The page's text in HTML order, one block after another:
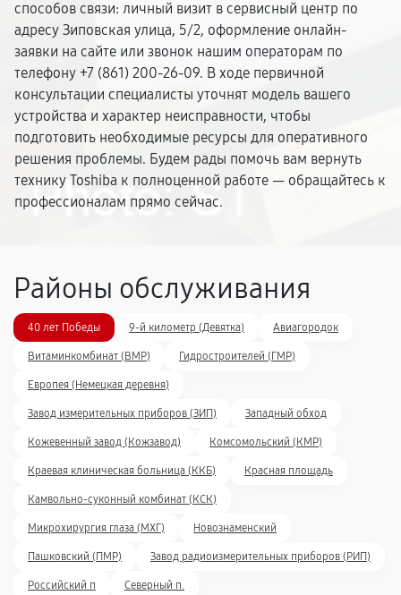
способов связи: личный визит в сервисный центр по
адресу Зиповская улица, 5/2, оформление онлайн-
заявки на сайте или звонок нашим операторам по
телефону +7 (861) 200-26-09. В ходе первичной
консультации специалисты уточнят модель вашего
устройства и характер неисправности, чтобы
подготовить необходимые ресурсы для оперативного
решения проблемы. Будем рады помочь вам вернуть
технику Toshiba к полноценной работе — обращайтесь к
профессионалам прямо сейчас.
Районы обслуживания
40 лет Победы 9-й километр (Девятка) Авиагородок
Витаминкомбинат (ВМР) Гидростроителей (ГМР)
Европея (Немецкая деревня)
Завод измерительных приборов (ЗИП) Западный обход
Кожевенный завод (Кожзавод) Комсомольский (КМР)
Краевая клиническая больница (ККБ) Красная площадь
Камвольно-суконный комбинат (КСК)
Микрохирургия глаза (МХГ) Новознаменский
Пашковский (ПМР) Завод радиоизмерительных приборов (РИП)
Российский п Северный п.